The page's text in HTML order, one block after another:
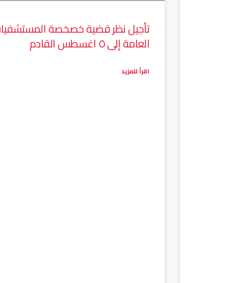
تأجيل نظر قضية خصخصة
العامة إلى ٥ اغسطس القادم
اقرأ للمزيد